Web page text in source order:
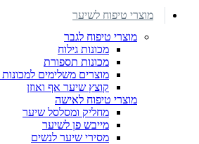
מוצרי טיפוח לשיער
מוצרי טיפוח לגבר
מכונות גילוח
מכונות תספורת
מוצרים משלימים למכונות
קוצץ שיער אף ואוזן
מוצרי טיפוח לאישה
מחליק ומסלסל שיער
מייבש פן לשיער
מסירי שיער לנשים